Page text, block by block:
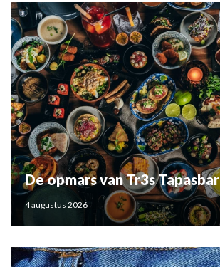
De opmars van Tr3s Tapasbar
4 augustus 2026